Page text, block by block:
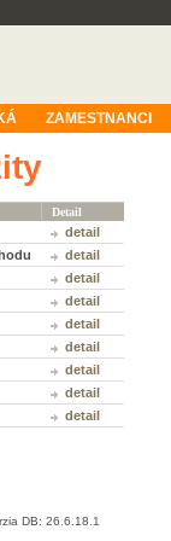
ZAMESTNANCI
Detail
detail
detail
detail
detail
detail
detail
detail
detail
detail
DB: 26.6.18.1